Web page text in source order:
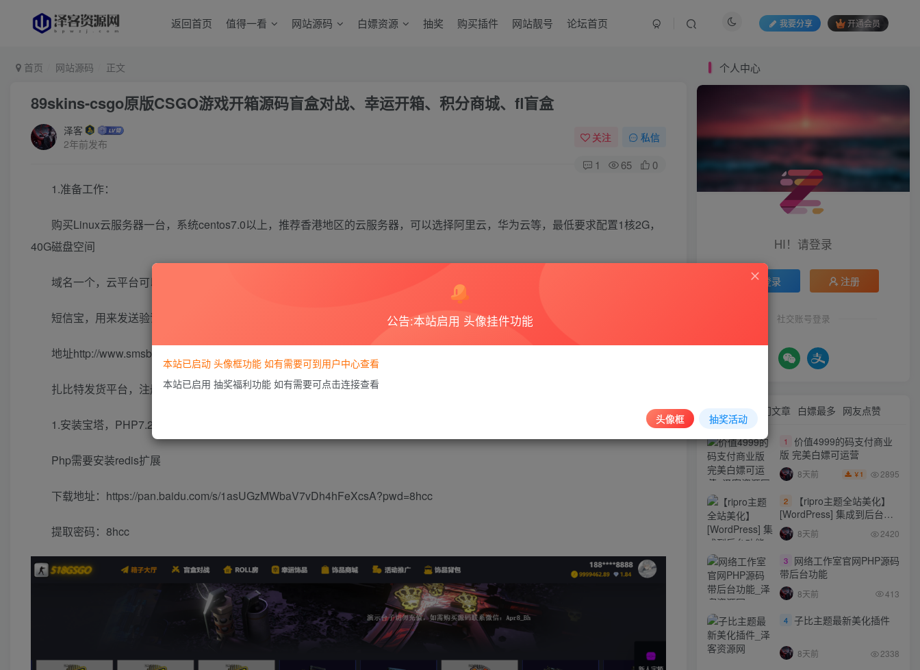
返回首页 值得一看 网站源码 白嫖资源 抽奖 购买插件 网站靓号 论坛首页 我要分享 开通会员
首页 网站源码 正文
89skins-csgo原版CSGO游戏开箱源码盲盒对战、幸运开箱、积分商城、fl盲盒
泽客
2年前发布
关注 私信
1 65 0
1.准备工作：
购买Linux云服务器一台，系统centos7.0以上，推荐香港地区的云服务器，可以选择阿里云，华为云等，最低要求配置1核2G，
40G磁盘空间
域名一个，云平台可以申请（如果是未备案请使用国外服务器）
短信宝，用来发送验证码，
地址http://www.smsbao.com/reg?r=11949
扎比特发货平台，注册后，申请成为开发者，拿到api开发权限。地址：https://www.zbt.com/
1.安装宝塔， PHP7.2
Php需要安装redis扩展
下载地址：https://pan.baidu.com/s/1asUGzMWbaV7vDh4hFeXcsA?pwd=8hcc
提取密码：8hcc
个人中心
HI！请登录
登录 注册
社交账号登录
热门文章 白嫖最多 网友点赞
1
价值4999的码支付商业
版 完美白嫖可运营
8天前 ￥ 1 2895
2
【ripro主题全站美化】
[WordPress] 集成到后台功
能的全站美化包
WordPress…
8天前 2420
3
网络工作室官网PHP源码
带后台功能
8天前 413
4 子比主题最新美化插件
8天前 2338
公告:本站启用 头像挂件功能
本站已启动 头像框功能 如有需要可到用户中心查看
本站已启用 抽奖福利功能 如有需要可点击连接查看
头像框 抽奖活动